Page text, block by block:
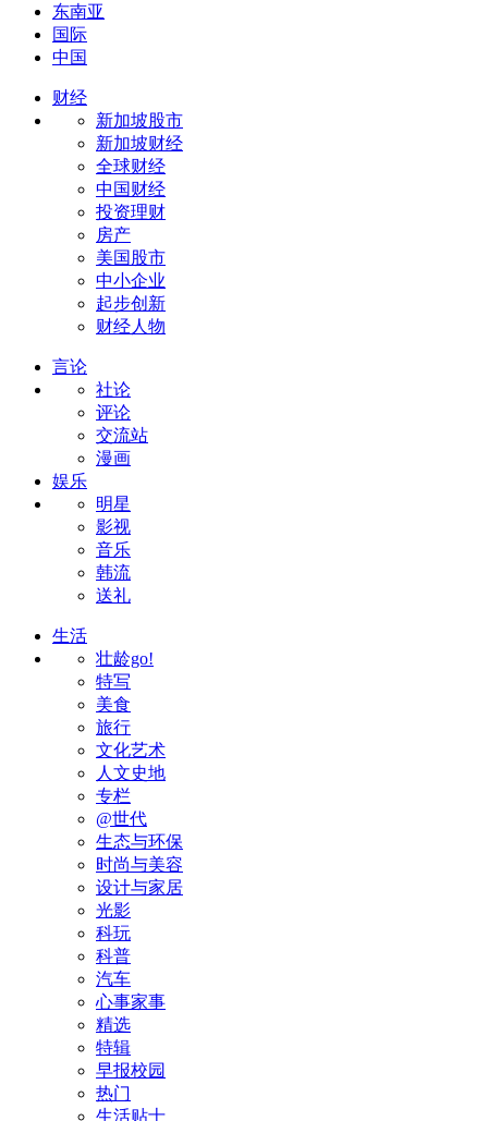
东南亚
国际
中国
财经
新加坡股市
新加坡财经
全球财经
中国财经
投资理财
房产
美国股市
中小企业
起步创新
财经人物
言论
社论
评论
交流站
漫画
娱乐
明星
影视
音乐
韩流
送礼
生活
壮龄go!
特写
美食
旅行
文化艺术
人文史地
专栏
@世代
生态与环保
时尚与美容
设计与家居
光影
科玩
科普
汽车
心事家事
精选
特辑
早报校园
热门
生活贴士